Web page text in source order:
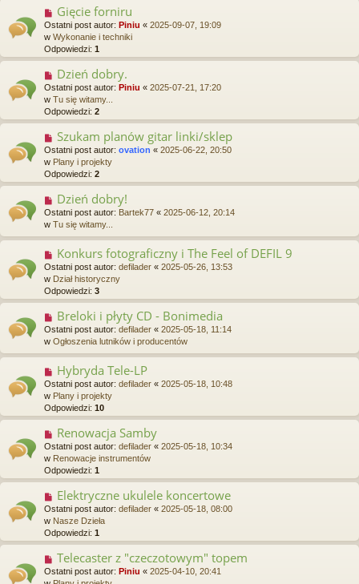
t
N
o
w
y
p
o
s
t
Gięcie forniru
Ostatni post autor: Piniu « 2025-09-07, 19:09
w Wykonanie i techniki
Odpowiedzi: 1
N
o
w
y
p
o
s
t
Dzień dobry.
Ostatni post autor: Piniu « 2025-07-21, 17:20
w Tu się witamy...
Odpowiedzi: 2
N
o
w
y
p
o
s
t
Szukam planów gitar linki/sklep
Ostatni post autor: ovation « 2025-06-22, 20:50
w Plany i projekty
Odpowiedzi: 2
N
o
w
o
s
t
Dzień dobry!
Ostatni post autor: Bartek77 « 2025-06-12, 20:14
w Tu się witamy...
N
o
w
y
p
o
s
t
Konkurs fotograficzny i The Feel of DEFIL 9
Ostatni post autor: defilader « 2025-05-26, 13:53
w Dział historyczny
Odpowiedzi: 3
N
o
w
o
s
t
Breloki i płyty CD - Bonimedia
Ostatni post autor: defilader « 2025-05-18, 11:14
w Ogłoszenia lutników i producentów
N
o
w
y
p
o
s
t
Hybryda Tele-LP
Ostatni post autor: defilader « 2025-05-18, 10:48
w Plany i projekty
Odpowiedzi: 10
N
o
w
y
p
o
s
t
Renowacja Samby
Ostatni post autor: defilader « 2025-05-18, 10:34
w Renowacje instrumentów
Odpowiedzi: 1
N
o
w
y
p
o
t
Elektryczne ukulele koncertowe
Ostatni post autor: defilader « 2025-05-18, 08:00
w Nasze Dzieła
Odpowiedzi: 1
N
o
w
Telecaster z "czeczotowym" topem
Ostatni post autor: Piniu « 2025-04-10, 20:41